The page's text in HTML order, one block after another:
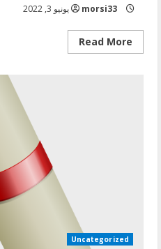
morsi33 يونيو 3, 2022
Read More
Read
more
التخصصات
Uncategorized